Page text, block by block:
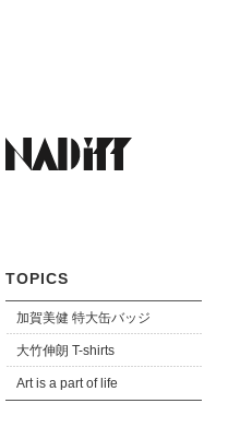
TOPICS
加賀美健 特大缶バッジ
大竹伸朗 T-shirts
Art is a part of life